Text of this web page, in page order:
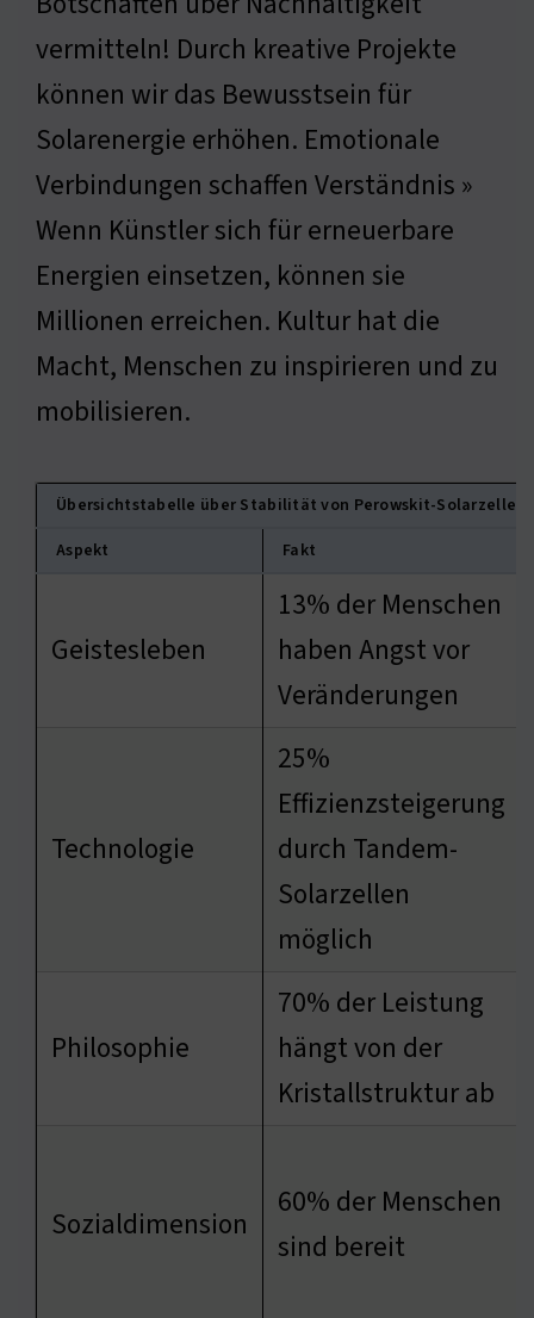
vermitteln! Durch kreative Projekte
können wir das Bewusstsein für
Solarenergie erhöhen. Emotionale
Verbindungen schaffen Verständnis »
Wenn Künstler sich für erneuerbare
Energien einsetzen, können sie
Millionen erreichen. Kultur hat die
Macht, Menschen zu inspirieren und zu
mobilisieren.
Übersichtstabelle über Stabilität von Perowskit-Solarzellen
Aspekt
Fakt
Geistesleben
13% der Menschen
haben Angst vor
Veränderungen
Technologie
25%
Effizienzsteigerung
durch Tandem-
Solarzellen
möglich
Philosophie
70% der Leistung
hängt von der
Kristallstruktur ab
Sozialdimension
60% der Menschen
sind bereit